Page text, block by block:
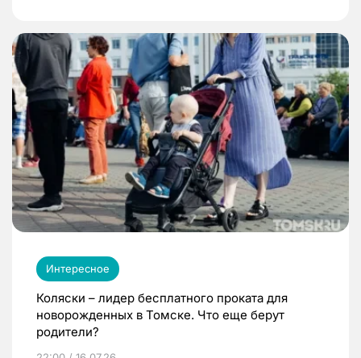
Интересное
Коляски – лидер бесплатного проката для
новорожденных в Томске. Что еще берут
родители?